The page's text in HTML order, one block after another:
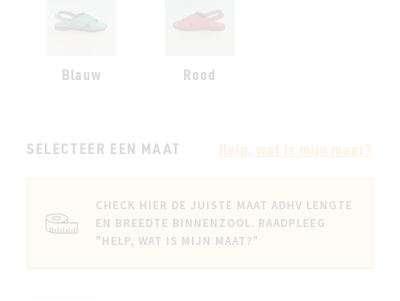
Blauw Rood
SELECTEER EEN MAAT Help, wat is mijn maat?
CHECK HIER DE JUISTE MAAT ADHV LENGTE
EN BREEDTE BINNENZOOL. RAADPLEEG
"HELP, WAT IS MIJN MAAT?"